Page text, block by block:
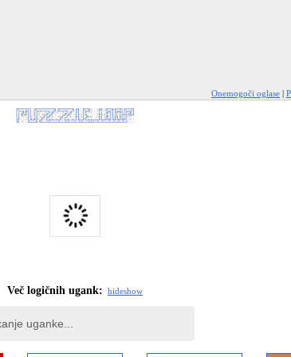
Onemogoči oglase |
Več logičnih ugank: hideshow